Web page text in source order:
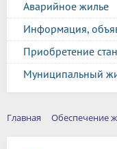
Аварийное жилье
Информация,
Приобретение
Муниципальный
Главная Обеспечение